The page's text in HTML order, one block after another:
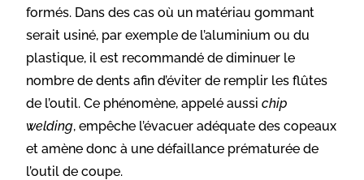
formés. Dans des cas où un matériau gommant
serait usiné, par exemple de l’aluminium ou du
plastique, il est recommandé de diminuer le
nombre de dents afin d’éviter de remplir les flûtes
de l’outil. Ce phénomène, appelé aussichip
welding, empêche l’évacuer adéquate des copeaux
et amène donc à une défaillance prématurée de
l’outil de coupe.